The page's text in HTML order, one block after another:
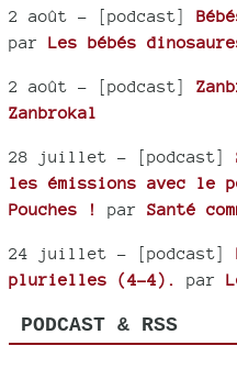
2 août - [podcast]
par Les bébés
2 août - [podcast]
Zanbrokal
28 juillet - [podcast]
les émissions avec le
Pouches !
par Santé
24 juillet - [podcast]
plurielles (4-4).
par
PODCAST & RSS